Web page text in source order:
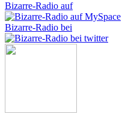
Bizarre-Radio auf
Bizarre-Radio bei